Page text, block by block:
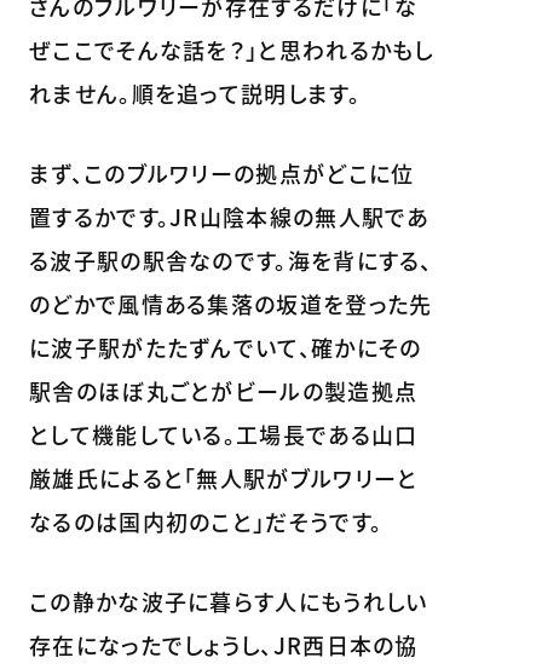
ぜここでそんな話を？」と思われるかもし
れません。順を追って説明します。
まず、このブルワリーの拠点がどこに位
置するかです。JR山陰本線の無人駅であ
る波子駅の駅舎なのです。海を背にする、
のどかで風情ある集落の坂道を登った先
に波子駅がたたずんでいて、確かにその
駅舎のほぼ丸ごとがビールの製造拠点
として機能している。工場長である山口
厳雄氏によると「無人駅がブルワリーと
なるのは国内初のこと」だそうです。
この静かな波子に暮らす人にもうれしい
存在になったでしょうし、JR西日本の協